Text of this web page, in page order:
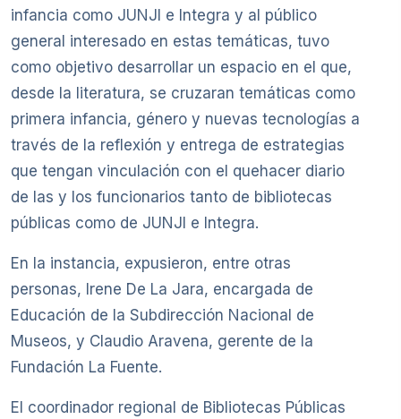
infancia como JUNJI e Integra y al público
general interesado en estas temáticas, tuvo
como objetivo desarrollar un espacio en el que,
desde la literatura, se cruzaran temáticas como
primera infancia, género y nuevas tecnologías a
través de la reflexión y entrega de estrategias
que tengan vinculación con el quehacer diario
de las y los funcionarios tanto de bibliotecas
públicas como de JUNJI e Integra.
En la instancia, expusieron, entre otras
personas, Irene De La Jara, encargada de
Educación de la Subdirección Nacional de
Museos, y Claudio Aravena, gerente de la
Fundación La Fuente.
El coordinador regional de Bibliotecas Públicas